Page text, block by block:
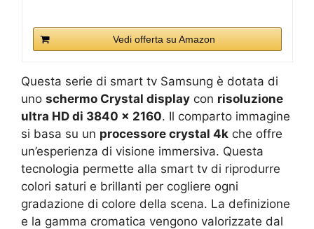
Vedi offerta su Amazon
Questa serie di smart tv Samsung è dotata di
uno schermo Crystal display con risoluzione
ultra HD di 3840 x 2160. Il comparto immagine
si basa su un processore crystal 4k che offre
un’esperienza di visione immersiva. Questa
tecnologia permette alla smart tv di riprodurre
colori saturi e brillanti per cogliere ogni
gradazione di colore della scena. La definizione
e la gamma cromatica vengono valorizzate dal